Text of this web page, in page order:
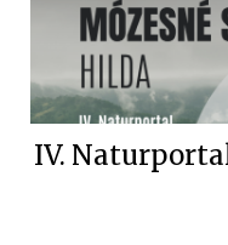
IV.